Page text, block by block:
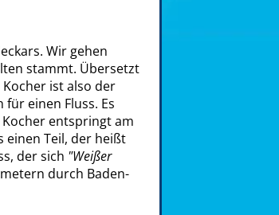
Wir gehen
stammt. Übersetzt
ist also der
einen Fluss. Es
entspringt am
einen Teil, der heißt
der sich "Weißer
durch Baden-